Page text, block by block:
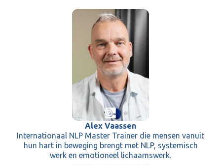
Alex Vaassen
Internationaal NLP Master Trainer die mensen vanuit
hun hart in beweging brengt met NLP, systemisch
werk en emotioneel lichaamswerk.